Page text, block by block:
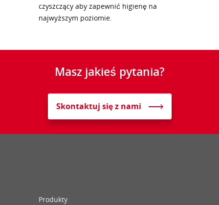
czyszczący aby zapewnić higienę na
najwyższym poziomie.
Masz jakieś pytania?
Skontaktuj się z nami
Produkty